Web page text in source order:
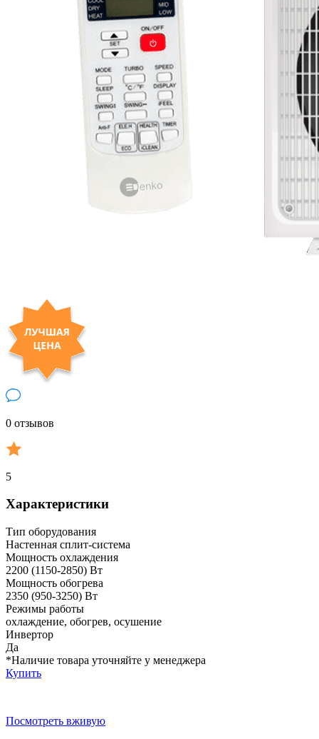
0 отзывов
5
Характеристики
Тип оборудования
Настенная сплит-система
Мощность охлаждения
2200 (1150-2850) Вт
Мощность обогрева
2350 (950-3250) Вт
Режимы работы
охлаждение, обогрев, осушение
Инвертор
Да
*Наличие товара уточняйте у менеджера
Купить
Посмотреть вживую